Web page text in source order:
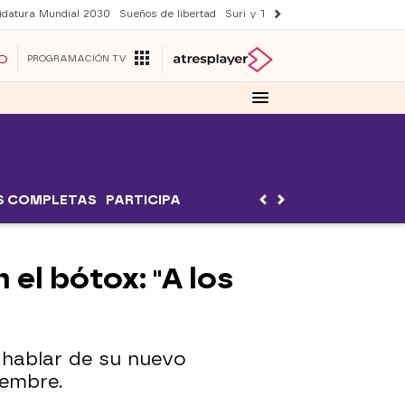
Mundial 2030 Sueños de libertad Suri y Tom Cruise
PROGRAMACIÓN TV
COMPLETAS PARTICIPA
el bótox: "A los
de su nuevo